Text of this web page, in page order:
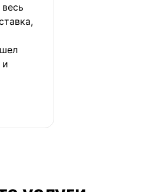
и